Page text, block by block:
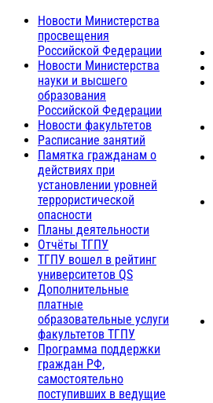
Новости Министерства
просвещения
Российской Федерации
Новости Министерства
науки и высшего
образования
Российской Федерации
Новости факультетов
Расписание занятий
Памятка гражданам о
действиях при
установлении уровней
террористической
опасности
Планы деятельности
Отчёты ТГПУ
ТГПУ вошел в рейтинг
университетов QS
Дополнительные
платные
образовательные услуги
факультетов ТГПУ
Программа поддержки
граждан РФ,
самостоятельно
поступивших в ведущие